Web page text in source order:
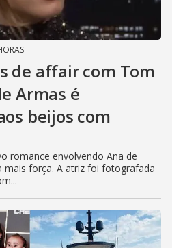
de affair com Tom
Armas é
beijos com
romance envolvendo Ana de
mais força. A atriz foi fotografada